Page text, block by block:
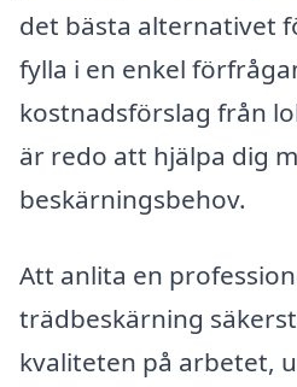
det bästa alternativet
fylla i en enkel
kostnadsförslag från
är redo att hjälpa dig
beskärningsbehov.
Att anlita en
trädbeskärning
kvaliteten på arbetet,